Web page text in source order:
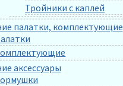
Тройники с каплей
палатки, комплектующие
аксессуары